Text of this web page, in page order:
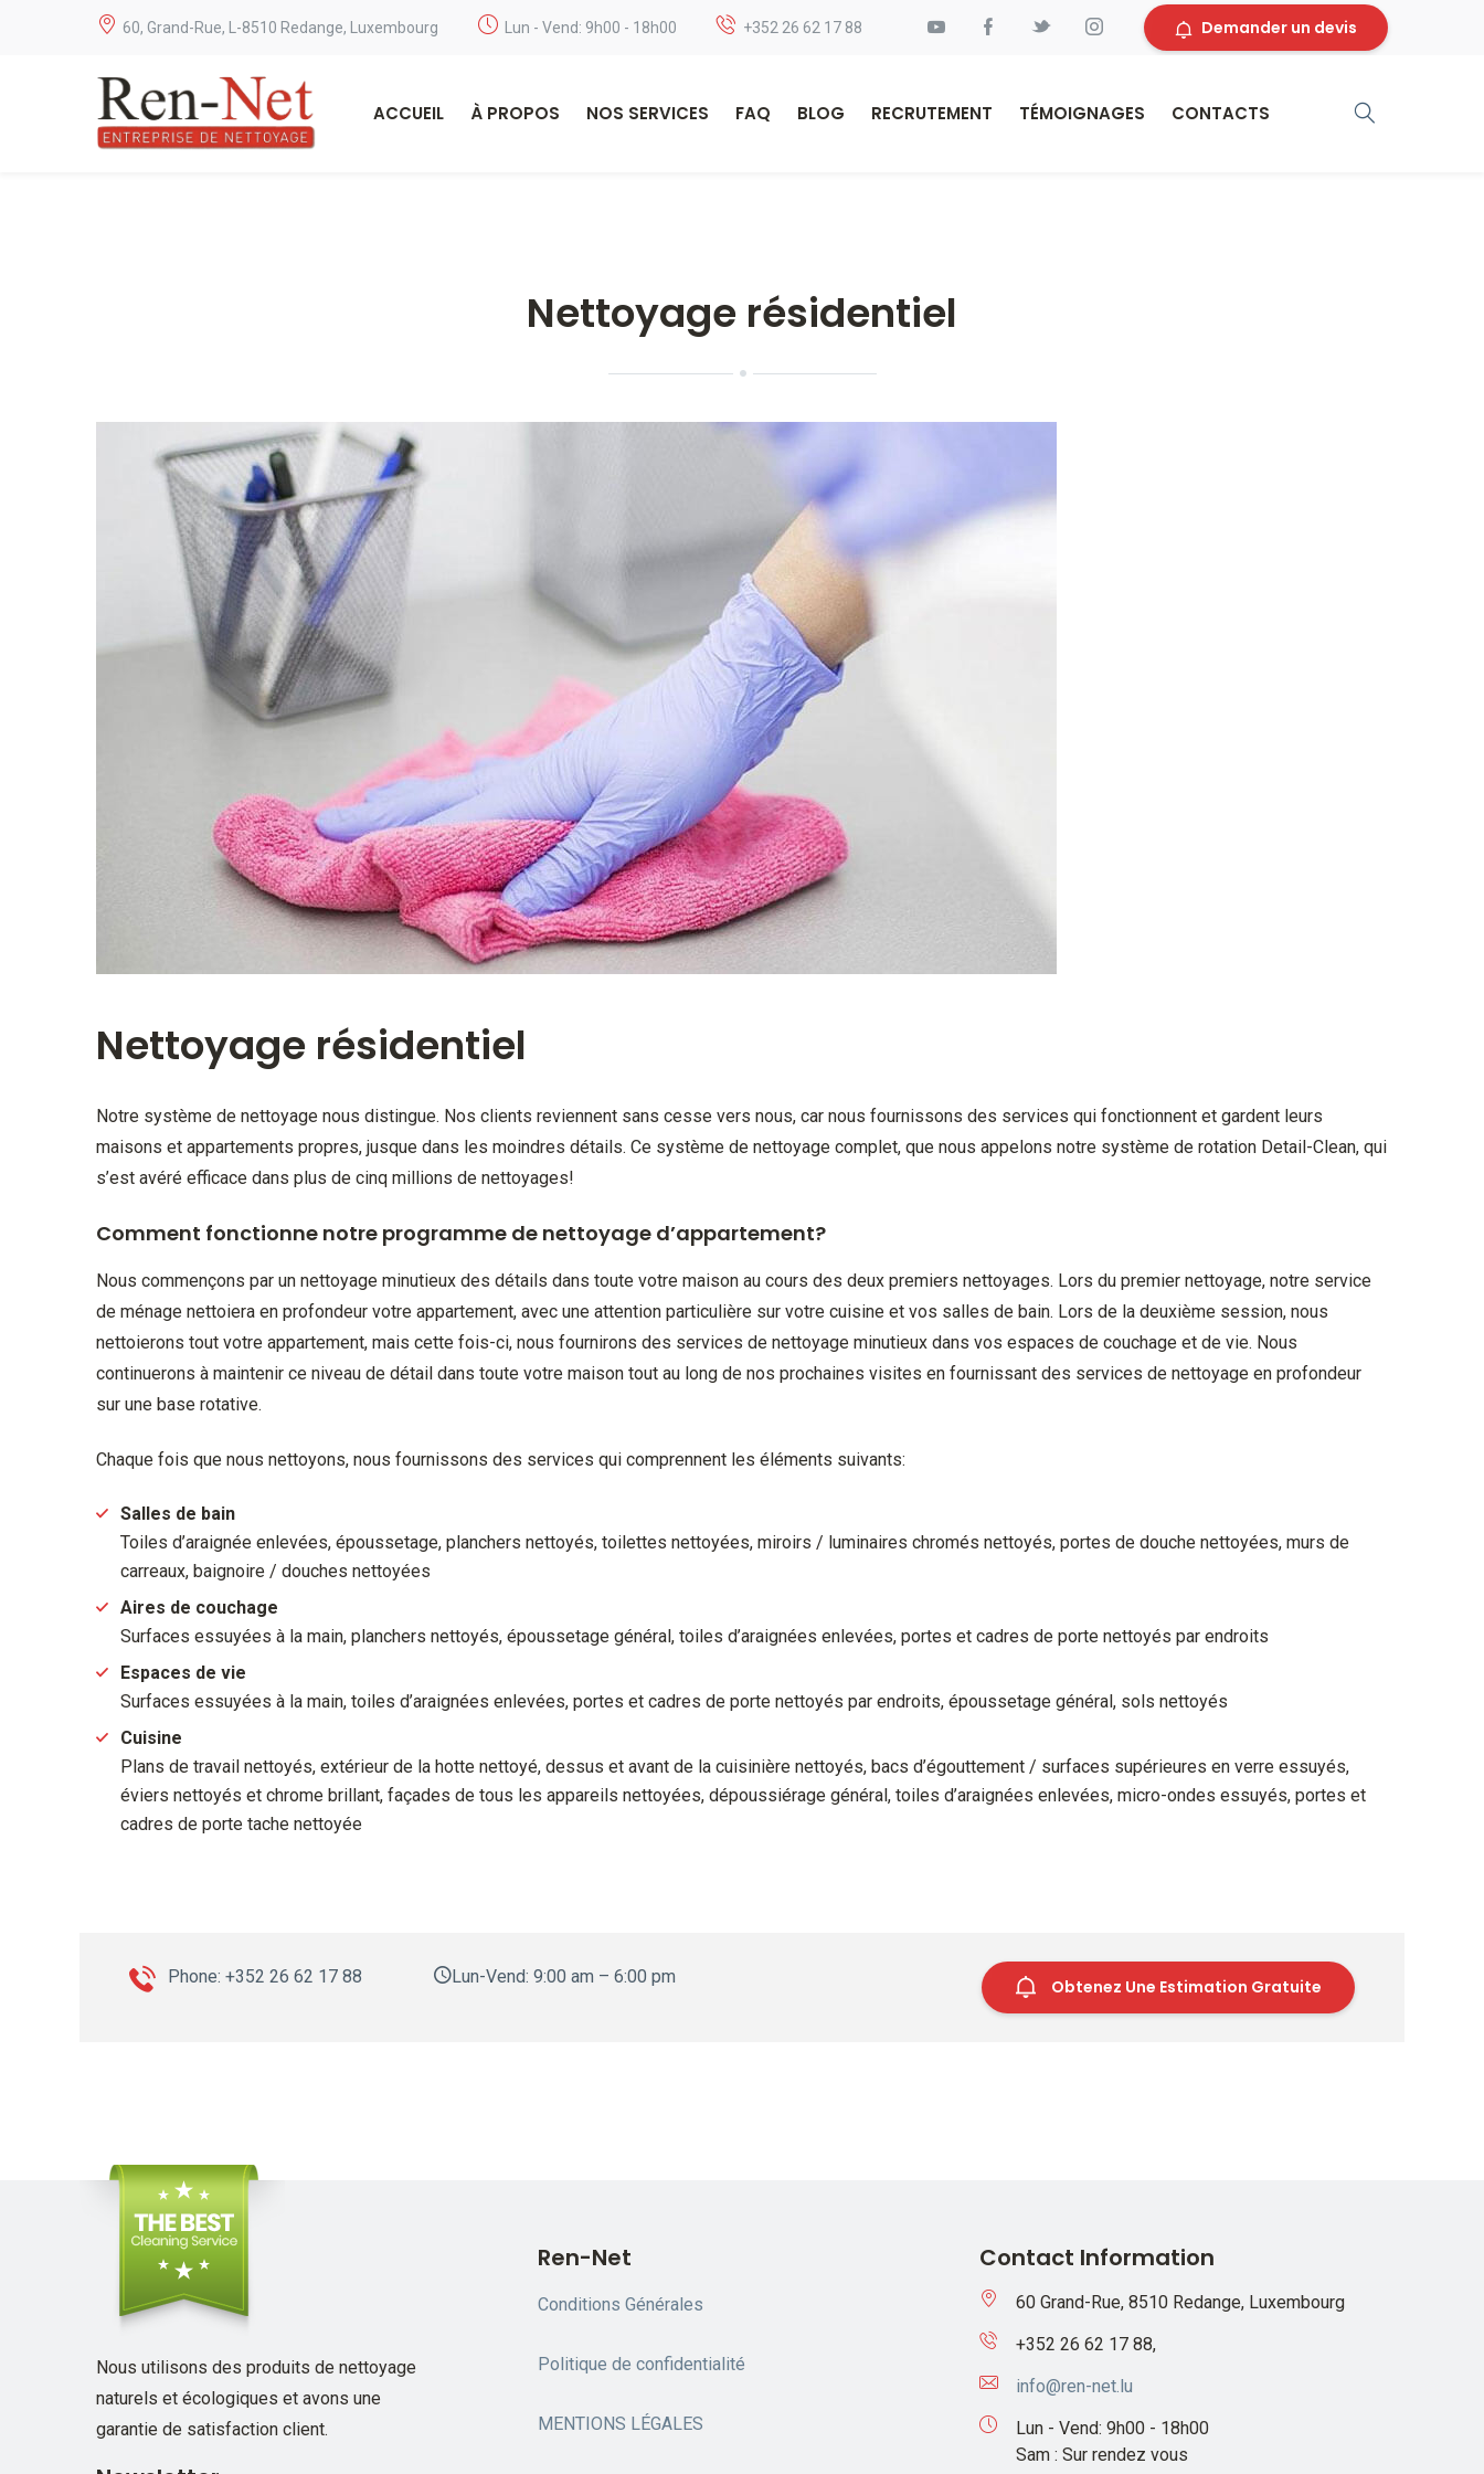
60, Grand-Rue, L-8510 Redange, Luxembourg Lun - Vend: 9h00 - 18h00 +352 26 62 17 88 Demander un devis
ACCUEIL À PROPOS NOS SERVICES FAQ BLOG RECRUTEMENT TÉMOIGNAGES CONTACTS
Nettoyage résidentiel
Nettoyage résidentiel
Notre système de nettoyage nous distingue. Nos clients reviennent sans cesse vers nous, car nous fournissons des services qui fonctionnent et gardent leurs
maisons et appartements propres, jusque dans les moindres détails. Ce système de nettoyage complet, que nous appelons notre système de rotation Detail-Clean, qui
s’est avéré efficace dans plus de cinq millions de nettoyages!
Comment fonctionne notre programme de nettoyage d’appartement?
Nous commençons par un nettoyage minutieux des détails dans toute votre maison au cours des deux premiers nettoyages. Lors du premier nettoyage, notre service
de ménage nettoiera en profondeur votre appartement, avec une attention particulière sur votre cuisine et vos salles de bain. Lors de la deuxième session, nous
nettoierons tout votre appartement, mais cette fois-ci, nous fournirons des services de nettoyage minutieux dans vos espaces de couchage et de vie. Nous
continuerons à maintenir ce niveau de détail dans toute votre maison tout au long de nos prochaines visites en fournissant des services de nettoyage en profondeur
sur une base rotative.
Chaque fois que nous nettoyons, nous fournissons des services qui comprennent les éléments suivants:
Salles de bain
Toiles d’araignée enlevées, époussetage, planchers nettoyés, toilettes nettoyées, miroirs / luminaires chromés nettoyés, portes de douche nettoyées, murs de
carreaux, baignoire / douches nettoyées
Aires de couchage
Surfaces essuyées à la main, planchers nettoyés, époussetage général, toiles d’araignées enlevées, portes et cadres de porte nettoyés par endroits
Espaces de vie
Surfaces essuyées à la main, toiles d’araignées enlevées, portes et cadres de porte nettoyés par endroits, époussetage général, sols nettoyés
Cuisine
Plans de travail nettoyés, extérieur de la hotte nettoyé, dessus et avant de la cuisinière nettoyés, bacs d’égouttement / surfaces supérieures en verre essuyés,
éviers nettoyés et chrome brillant, façades de tous les appareils nettoyées, dépoussiérage général, toiles d’araignées enlevées, micro-ondes essuyés, portes et
cadres de porte tache nettoyée
Phone: +352 26 62 17 88 Lun-Vend: 9:00 am – 6:00 pm Obtenez Une Estimation Gratuite
Nous utilisons des produits de nettoyage
naturels et écologiques et avons une
garantie de satisfaction client.
Ren-Net
Conditions Générales
Politique de confidentialité
MENTIONS LÉGALES
Contact Information
60 Grand-Rue, 8510 Redange, Luxembourg
+352 26 62 17 88,
info@ren-net.lu
Lun - Vend: 9h00 - 18h00
Sam : Sur rendez vous